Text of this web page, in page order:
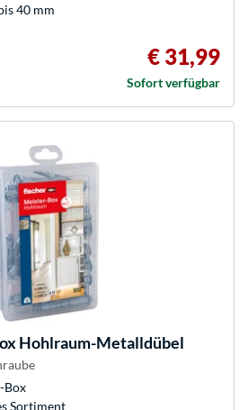
40 mm
€ 31,99
Sofort verfügbar
Hohlraum-Metalldübel
Box
Sortiment